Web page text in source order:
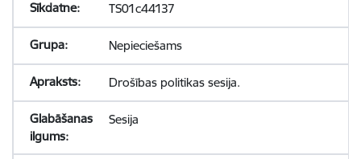
TS01c44137
Nepieciešams
Drošības politikas sesija.
Sesija